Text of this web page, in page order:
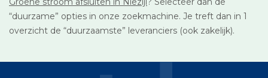
“duurzame” opties in onze zoekmachine. Je treft dan in 1
overzicht de “duurzaamste” leveranciers (ook zakelijk).